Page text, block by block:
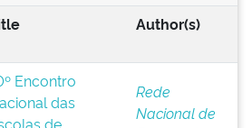
Author(s)
Encontro
das
de
Rede
Nacional de